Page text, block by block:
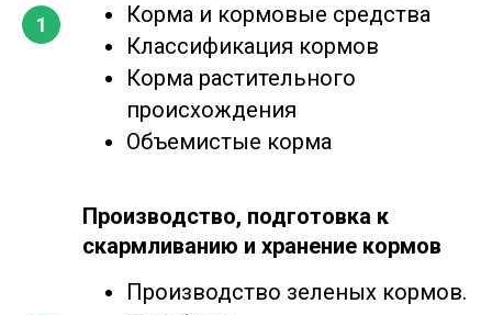
Корма и кормовые средства
Классификация кормов
Корма растительного
происхождения
Объемистые корма
Производство, подготовка к
скармливанию и хранение кормов
Производство зеленых кормов.